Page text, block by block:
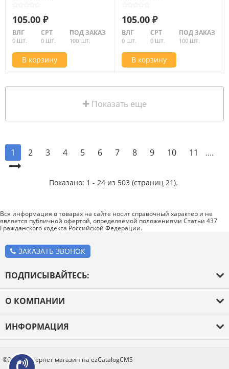
105.00 ₽
ВЛГ
0 ШТ.
СРТ
0 ШТ.
ПОД ЗАКАЗ
100 ШТ.
В корзину
105.00 ₽
ВЛГ
0 ШТ.
СРТ
0 ШТ.
ПОД ЗАКАЗ
100 ШТ.
В корзину
Показать еще
1 2 3 4 5 6 7 8 9 10 11 ....
Показано: 1 - 24 из 503 (страниц 21).
Вся информация о товарах на сайте носит справочный характер и не
является публичной офертой, определяемой положениями Статьи 437
Гражданского кодекса Российской Федерации.
ЗАКАЗАТЬ ЗВОНОК
ПОДПИСЫВАЙТЕСЬ:
О КОМПАНИИ
Новости
ИНФОРМАЦИЯ
Каталог товаров
Блог
©2026 Интернет магазин на ezCatalogCMS